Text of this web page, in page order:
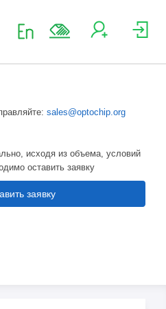
sales@optochip.org
исходя из объема, условий
оставить заявку
заявку